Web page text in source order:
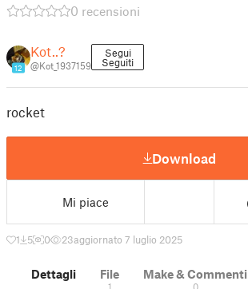
0 recensioni
12
Kot..?
@Kot_1937159
Segui
Seguiti
rocket
Download
Mi piace
1 5 0 23aggiornato 7 luglio 2025
Dettagli File
1
Make & Commenti
0